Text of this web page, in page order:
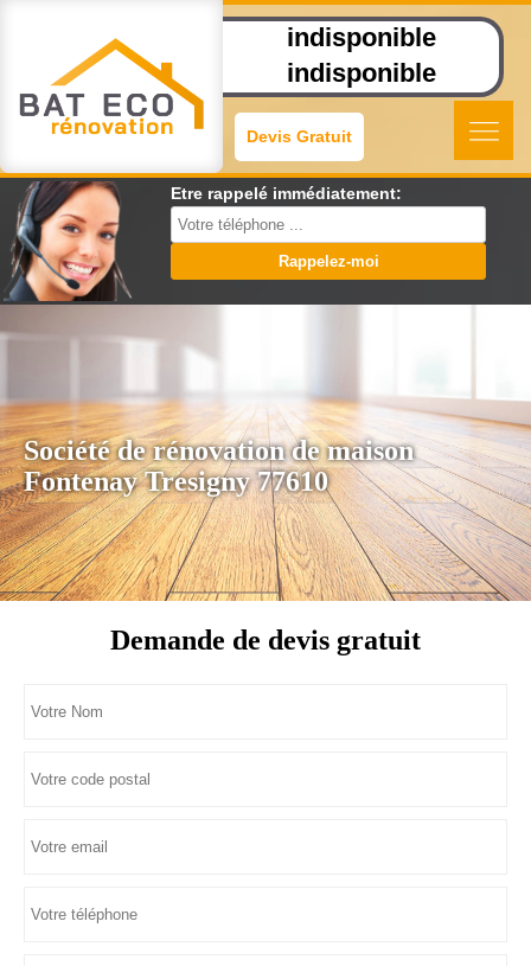
indisponible
indisponible
Devis Gratuit
Etre rappelé immédiatement:
Société de rénovation de maison
Fontenay Tresigny 77610
Demande de devis gratuit